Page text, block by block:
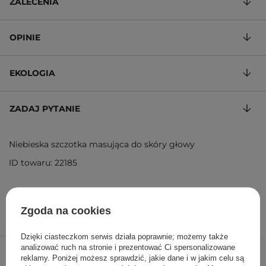
45,00 zł /szt.
OPINIE
EKOLOGIA
ZADAJ PYTANIE
Niebieska szczotka masująca do skóry głowy
ID towaru: 22185
Zgoda na cookies
Dzięki ciasteczkom serwis działa poprawnie; możemy także
analizować ruch na stronie i prezentować Ci spersonalizowane
reklamy. Poniżej możesz sprawdzić, jakie dane i w jakim celu są